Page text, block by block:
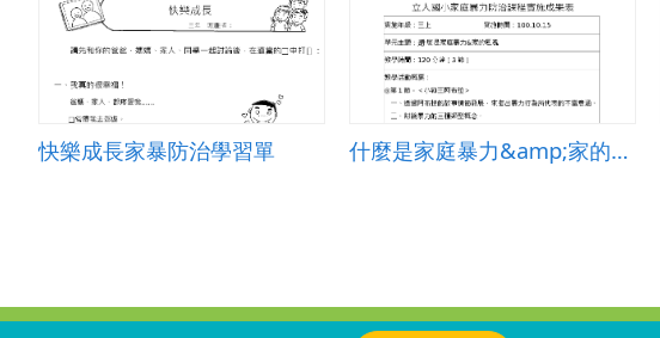
快樂成長家暴防治學習單 什麼是家庭暴力&amp;家的風貌